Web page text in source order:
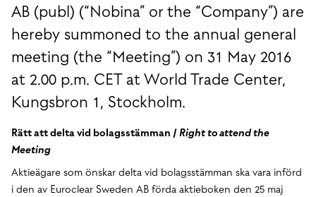
AB (publ) (“Nobina” or the “Company”) are
hereby summoned to the annual general
meeting (the “Meeting”) on 31 May 2016
at 2.00 p.m. CET at World Trade Center,
Kungsbron 1, Stockholm.
Rätt att delta vid bolagsstämman /Right to attend the
Meeting
Aktieägare som önskar delta vid bolagsstämman ska vara införd
i den av Euroclear Sweden AB förda aktieboken den 25 maj